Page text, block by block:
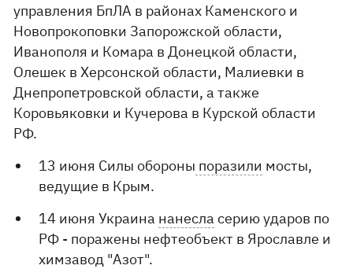
управления БпЛА в районах Каменского и
Новопрокоповки Запорожской области,
Иванополя и Комара в Донецкой области,
Олешек в Херсонской области, Малиевки в
Днепропетровской области, а также
Коровьяковки и Кучерова в Курской области
РФ.
13 июня Силы обороны поразили мосты,
ведущие в Крым.
14 июня Украина нанесла серию ударов по
РФ - поражены нефтеобъект в Ярославле и
химзавод "Азот".